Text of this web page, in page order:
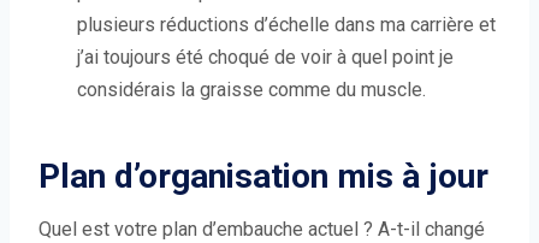
plusieurs réductions d’échelle dans ma carrière et
j’ai toujours été choqué de voir à quel point je
considérais la graisse comme du muscle.
Plan d’organisation mis à jour
Quel est votre plan d’embauche actuel ? A-t-il changé